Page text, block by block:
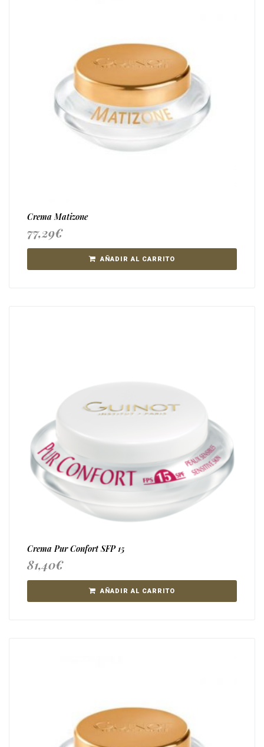
Crema Matizone
77,29€
AÑADIR AL CARRITO
Crema Pur Confort SFP 15
81,40€
AÑADIR AL CARRITO